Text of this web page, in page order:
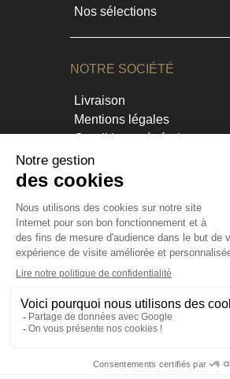
Nos sélections
NOTRE SOCIÉTÉ
Livraison
Mentions légales
Conditions générales
Contact et horaires
Blog
INFORMATIONS
D 10
13680 Lançon de Provence
contact@chateau-virant.com